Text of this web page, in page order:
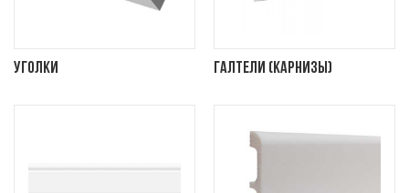
Уголки Галтели (карнизы)